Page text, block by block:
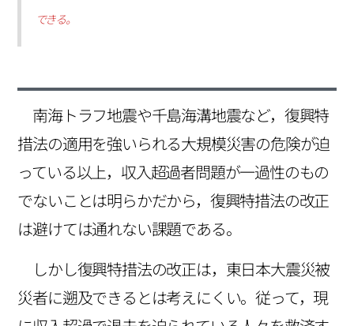
できる。
南海トラフ地震や千島海溝地震など，復興特
措法の適用を強いられる大規模災害の危険が迫
っている以上，収入超過者問題が一過性のもの
でないことは明らかだから，復興特措法の改正
は避けては通れない課題である。
しかし復興特措法の改正は，東日本大震災被
災者に遡及できるとは考えにくい。従って，現